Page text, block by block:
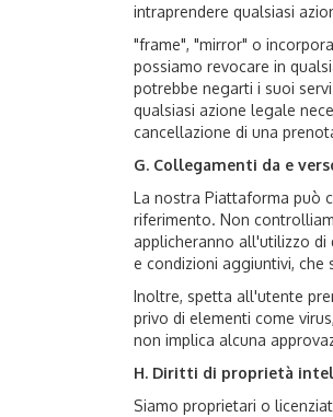
intraprendere qualsiasi
"frame", "mirror" o
possiamo revocare in
potrebbe negarti i suoi
qualsiasi azione legale
cancellazione di una
G. Collegamenti da e
La nostra Piattaforma può
riferimento. Non
applicheranno all'utilizzo
e condizioni aggiuntivi,
Inoltre, spetta all'utente
privo di elementi come
non implica alcuna
H. Diritti di proprietà
Siamo proprietari o